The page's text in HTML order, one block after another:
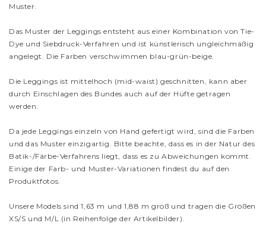
Muster.
Das Muster der Leggings entsteht aus einer Kombination von Tie-
Dye und Siebdruck-Verfahren und ist künstlerisch ungleichmäßig
angelegt. Die Farben verschwimmen blau-grün-beige.
Die Leggings ist mittelhoch (mid-waist) geschnitten, kann aber
durch Einschlagen des Bundes auch auf der Hüfte getragen
werden.
Da jede Leggings einzeln von Hand gefertigt wird, sind die Farben
und das Muster einzigartig. Bitte beachte, dass es in der Natur des
Batik-/Färbe-Verfahrens liegt, dass es zu Abweichungen kommt.
Einige der Farb- und Muster-Variationen findest du auf den
Produktfotos.
Unsere Models sind 1,63 m und 1,88 m groß und tragen die Größen
XS/S und M/L (in Reihenfolge der Artikelbilder).